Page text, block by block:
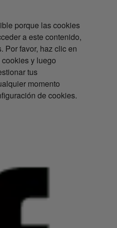
porque las cookies
a este contenido,
Por favor, haz clic en
y luego
tus
momento
de cookies.